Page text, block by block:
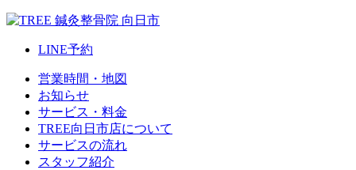
LINE予約
営業時間・地図
お知らせ
サービス・料金
TREE向日市店について
サービスの流れ
スタッフ紹介